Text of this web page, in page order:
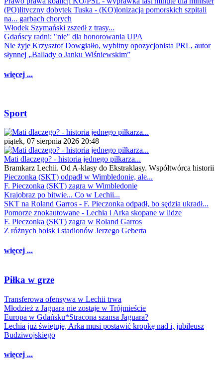
(PO)lityczny dobytek Tuska - (KO)lonizacja pomorskich szpitali
na... garbach chorych
Włodek Szymański zszedł z trasy...
Gdańscy radni: "nie" dla honorowania UPA
Nie żyje Krzysztof Dowgiałło, wybitny opozycjonista PRL, autor
słynnej „Ballady o Janku Wiśniewskim”
więcej ...
Sport
piątek, 07 sierpnia 2026 20:48
Mati dlaczego? - historia jednego piłkarza...
Bramkarz Lechii. Od A-klasy do Ekstraklasy. Współtwórca historii
Pieczonka (SKT) odpadł w Wimbledonie, ale...
F. Pieczonka (SKT) zagra w Wimbledonie
Krajobraz po bitwie... Co w Lechii...
SKT na Roland Garros - F. Pieczonka odpadł, bo sędzia ukradł...
Pomorze znokautowane - Lechia i Arka skopane w lidze
F. Pieczonka (SKT) zagra w Roland Garros
Z różnych boisk i stadionów Jerzego Geberta
więcej ...
Piłka w grze
Transferowa ofensywa w Lechii trwa
Młodzież z Jaguara nie zostaje w Trójmieście
Europa w Gdańsku*Stracona szansa Jaguara?
Lechia już świętuje, Arka musi postawić kropkę nad i, jubileusz
Budziwojskiego
więcej ...